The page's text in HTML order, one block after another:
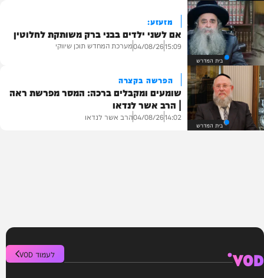
בית המדרש
מזעזע:
אם לשני ילדים בבני ברק משותקת לחלוטין
15:09
04/08/26מערכת המחדש תוכן שיווקי
בית המדרש
הפרשה בקצרה
שומעים ומקבלים ברכה: המסר מפרשת ראה
| הרב אשר לנדאו
14:02
04/08/26הרב אשר לנדאו
VOD לעמוד VOD